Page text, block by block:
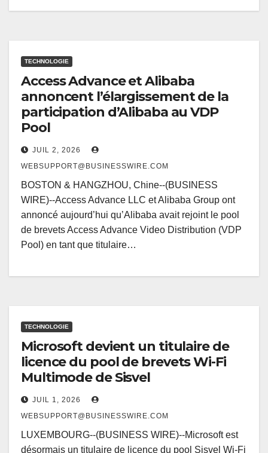
TECHNOLOGIE
Access Advance et Alibaba
annoncent l’élargissement de la
participation d’Alibaba au VDP
Pool
JUIL 2, 2026
WEBSUPPORT@BUSINESSWIRE.COM
BOSTON & HANGZHOU, Chine--(BUSINESS
WIRE)--Access Advance LLC et Alibaba Group ont
annoncé aujourd’hui qu’Alibaba avait rejoint le pool
de brevets Access Advance Video Distribution (VDP
Pool) en tant que titulaire…
TECHNOLOGIE
Microsoft devient un titulaire de
licence du pool de brevets Wi-Fi
Multimode de Sisvel
JUIL 1, 2026
WEBSUPPORT@BUSINESSWIRE.COM
LUXEMBOURG--(BUSINESS WIRE)--Microsoft est
désormais un titulaire de licence du pool Sisvel Wi-Fi